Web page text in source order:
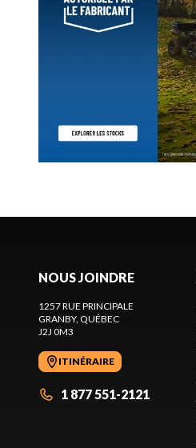
NOUS JOINDRE
1257 RUE PRINCIPALE
GRANBY, QUÉBEC
J2J 0M3
ITINÉRAIRE
1 877 551-2121